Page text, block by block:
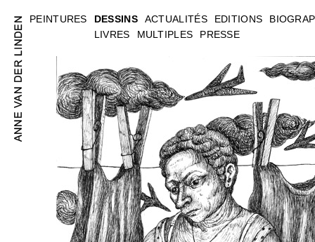
PEINTURES
DESSINS
LIVRES
MULTIPLES PRESSE
ACTUALITÉS EDITIONS